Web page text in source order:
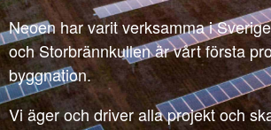
Neoen har varit verksamma i
och Storbrännkullen är vårt första
byggnation.
Vi äger och driver alla projekt och